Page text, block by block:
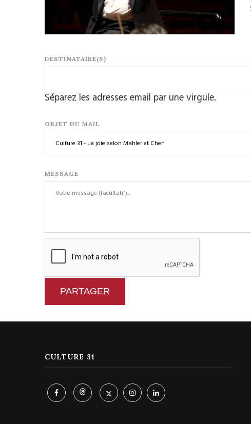
DESTINATAIRE(S)
Séparez les adresses email par une virgule.
OBJET DU MAIL
MESSAGE
PARTAGER
CULTURE 31